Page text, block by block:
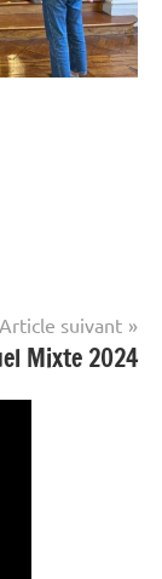
Article suivant
Mixte 2024